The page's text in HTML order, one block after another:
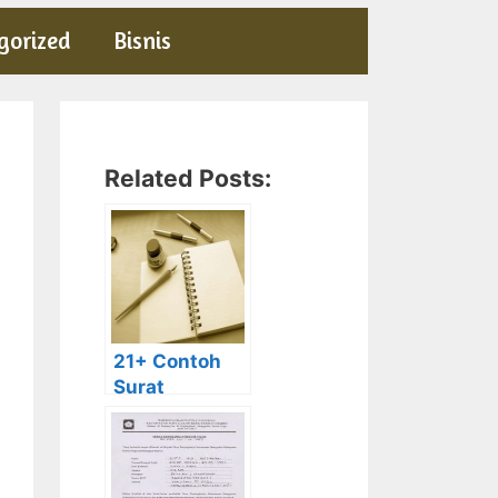
Bisnis
Related Posts:
21+ Contoh
Surat
undangan
resmi, tidak
resmi, rapat,
pernikahan,